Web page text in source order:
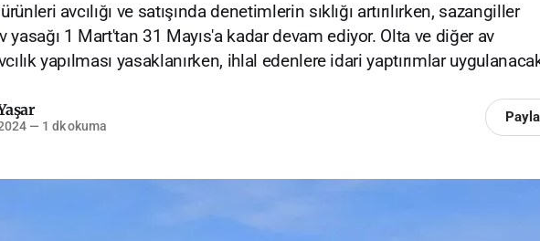
avcılığı ve satışında denetimlerin sıklığı artırılırken, sazangiller
yasağı 1 Mart'tan 31 Mayıs'a kadar devam ediyor. Olta ve diğer av
yapılması yasaklanırken, ihlal edenlere idari yaptırımlar
— 1 dk okuma